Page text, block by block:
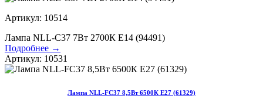
Артикул: 10514
Лампа NLL-C37 7Вт 2700К Е14 (94491)
Подробнее →
Артикул: 10531
Лампа NLL-FC37 8,5Вт 6500К Е27 (61329)